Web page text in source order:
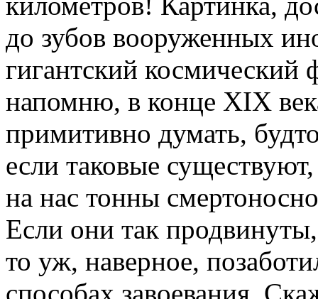
до зубов вооруженных
гигантский
напомню, в конце XIX
примитивно думать,
если таковые
на нас тонны
Если они так
то уж, наверное,
способах завоевания.